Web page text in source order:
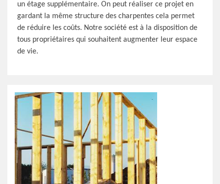
un étage supplémentaire. On peut réaliser ce projet en
gardant la même structure des charpentes cela permet
de réduire les coûts. Notre société est à la disposition de
tous propriétaires qui souhaitent augmenter leur espace
de vie.